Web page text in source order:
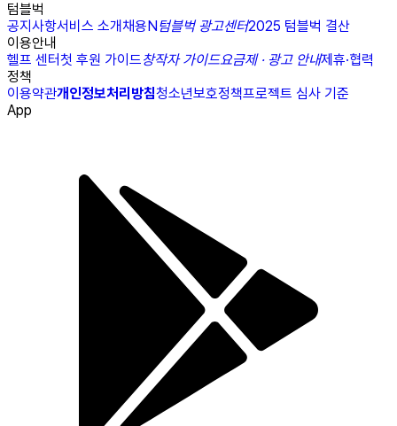
텀블벅
공지사항서비스 소개채용N텀블벅 광고센터2025 텀블벅 결산
이용안내
헬프 센터첫 후원 가이드창작자 가이드요금제 · 광고 안내제휴·협력
정책
이용약관개인정보처리방침청소년보호정책프로젝트 심사 기준
App